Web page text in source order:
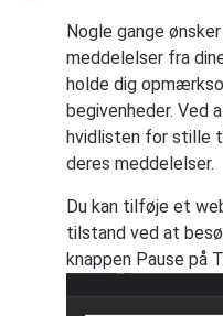
Nogle gange
meddelelser fra
holde dig
begivenheder.
hvidlisten for stille
deres meddelelser.
Du kan tilføje et
tilstand ved at
knappen Pause på